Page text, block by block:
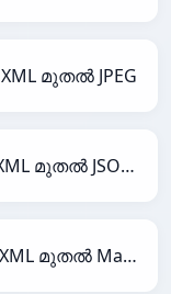
XML മുതൽ JPEG
XML മുതൽ JSONLines
XML മുതൽ Magic